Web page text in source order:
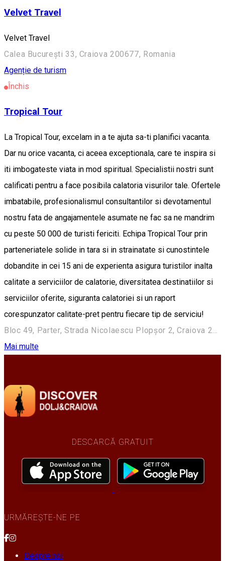
Velvet Travel
Velvet Travel
Calea București 33, Craiova 200677, Romania
Agenție de turism
Închis
Tropical Tour
La Tropical Tour, excelam in a te ajuta sa-ti planifici vacanta.
Dar nu orice vacanta, ci aceea exceptionala, care te inspira si
iti imbogateste viata in mod spiritual. Specialistii nostri sunt
calificati pentru a face posibila calatoria visurilor tale. Ofertele
imbatabile, profesionalismul consultantilor si devotamentul
nostru fata de angajamentele asumate ne fac sa ne mandrim
cu peste 50 000 de turisti fericiti. Echipa Tropical Tour prin
parteneriatele solide in tara si in strainatate si cunostintele
dobandite in cei 15 ani de experienta asigura turistilor inalta
calitate a serviciilor de calatorie, diversitatea destinatiilor si
serviciilor oferite, siguranta calatoriei si un raport
corespunzator calitate-pret pentru fiecare tip de serviciu!
Bloc 49, Parter, Strada Nicolaescu Plopşor 2, Craiova 200733, Romania
Mai multe
DESCARCĂ GRATUIT
URMĂREȘTE-NE PE
Despre noi